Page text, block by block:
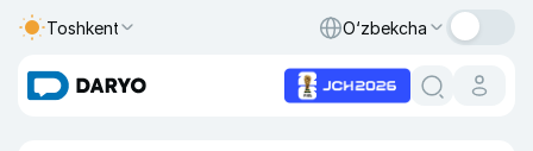
Toshkent O‘zbekcha